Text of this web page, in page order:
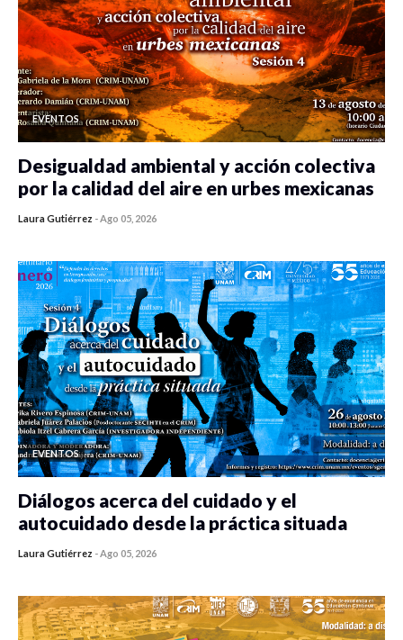
EVENTOS
Desigualdad ambiental y acción colectiva
por la calidad del aire en urbes mexicanas
Laura Gutiérrez -Ago 05, 2026
EVENTOS
Diálogos acerca del cuidado y el
autocuidado desde la práctica situada
Laura Gutiérrez -Ago 05, 2026